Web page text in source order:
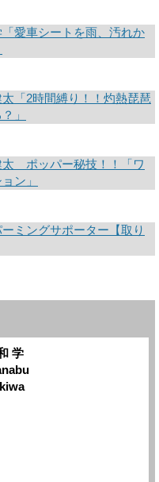
「愛車シートを雨、汚れか
太「2時間縛り！！灼熱琵琶
」
太 ポッパー秘技！！「ワ
ン」
ーミングサポーター【取り
学